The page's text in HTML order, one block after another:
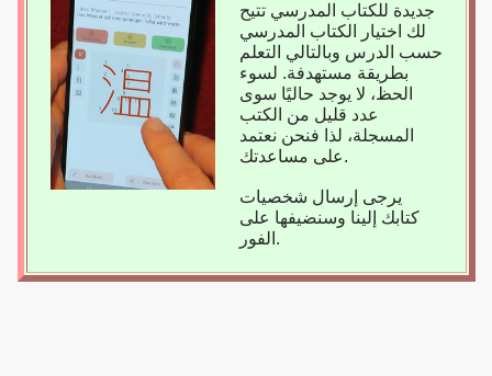
جديدة للكتاب المدرسي تتيح
لك اختيار الكتاب المدرسي
حسب الدرس وبالتالي التعلم
بطريقة مستهدفة. لسوء
الحظ، لا يوجد حاليًا سوى
عدد قليل من الكتب
المسجلة، لذا فنحن نعتمد
على مساعدتك.
يرجى إرسال شخصيات
كتابك إلينا وسنضيفها على
الفور.